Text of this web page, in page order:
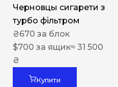
Черновцы сигарети з
турбо фільтром
₴670 за блок
$700 за ящик≈ 31 500
₴
Купити